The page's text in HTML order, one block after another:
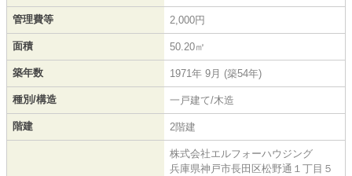
管理費等 2,000円
面積 50.20㎡
築年数 1971年 9月 (築54年)
種別/構造 一戸建て/木造
階建 2階建
株式会社エルフォーハウジング
兵庫県神戸市長田区松野通１丁目５